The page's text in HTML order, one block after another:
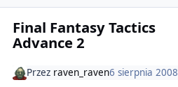
Final Fantasy Tactics
Advance 2
Przez raven_raven6 sierpnia 2008